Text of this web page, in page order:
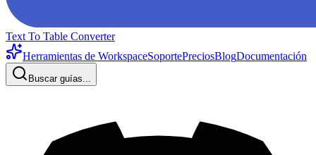
Text To Table Converter
Herramientas de WorkspaceSoportePreciosBlogDocumentación
Buscar guías...